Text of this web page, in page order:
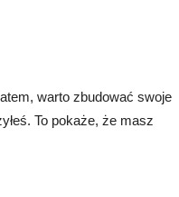
warto zbudować swoje
To pokaże, że masz